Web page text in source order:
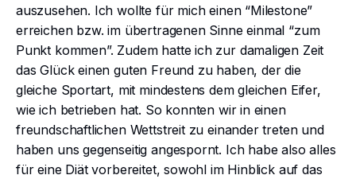
auszusehen. Ich wollte für mich einen “Milestone”
erreichen bzw. im übertragenen Sinne einmal “zum
Punkt kommen”. Zudem hatte ich zur damaligen Zeit
das Glück einen guten Freund zu haben, der die
gleiche Sportart, mit mindestens dem gleichen Eifer,
wie ich betrieben hat. So konnten wir in einen
freundschaftlichen Wettstreit zu einander treten und
haben uns gegenseitig angespornt. Ich habe also alles
für eine Diät vorbereitet, sowohl im Hinblick auf das